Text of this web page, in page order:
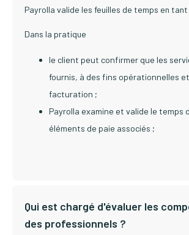
Payrolla valide les feuilles de temps en tant
Dans la pratique
le client peut confirmer que les
fournis, à des fins opérationnelles
facturation ;
Payrolla examine et valide le temps
éléments de paie associés ;
Qui est chargé d'évaluer les
des professionnels ?